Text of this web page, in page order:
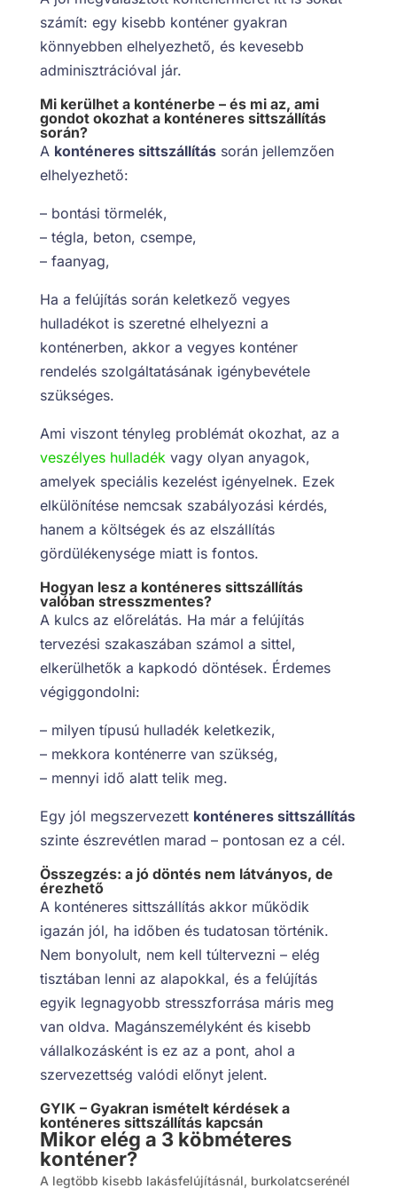
számít: egy kisebb konténer gyakran
könnyebben elhelyezhető, és kevesebb
adminisztrációval jár.
Mi kerülhet a konténerbe – és mi az, ami
gondot okozhat a konténeres sittszállítás
során?
A konténeres sittszállítássorán jellemzően
elhelyezhető:
– bontási törmelék,
– tégla, beton, csempe,
– faanyag,
Ha a felújítás során keletkező vegyes
hulladékot is szeretné elhelyezni a
konténerben, akkor a vegyes konténer
rendelés szolgáltatásának igénybevétele
szükséges.
Ami viszont tényleg problémát okozhat, az a
veszélyes hulladék vagy olyan anyagok,
amelyek speciális kezelést igényelnek. Ezek
elkülönítése nemcsak szabályozási kérdés,
hanem a költségek és az elszállítás
gördülékenysége miatt is fontos.
Hogyan lesz a konténeres sittszállítás
valóban stresszmentes?
A kulcs az előrelátás. Ha már a felújítás
tervezési szakaszában számol a sittel,
elkerülhetők a kapkodó döntések. Érdemes
végiggondolni:
– milyen típusú hulladék keletkezik,
– mekkora konténerre van szükség,
– mennyi idő alatt telik meg.
Egy jól megszervezett konténeres sittszállítás
szinte észrevétlen marad – pontosan ez a cél.
Összegzés: a jó döntés nem látványos, de
érezhető
A konténeres sittszállítás akkor működik
igazán jól, ha időben és tudatosan történik.
Nem bonyolult, nem kell túltervezni – elég
tisztában lenni az alapokkal, és a felújítás
egyik legnagyobb stresszforrása máris meg
van oldva. Magánszemélyként és kisebb
vállalkozásként is ez az a pont, ahol a
szervezettség valódi előnyt jelent.
GYIK – Gyakran ismételt kérdések a
konténeres sittszállítás kapcsán
Mikor elég a 3 köbméteres
konténer?
A legtöbb kisebb lakásfelújításnál, burkolatcserénél